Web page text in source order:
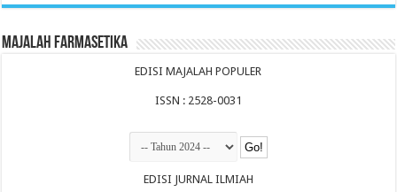
Majalah Farmasetika
EDISI MAJALAH POPULER
ISSN : 2528-0031
EDISI JURNAL ILMIAH